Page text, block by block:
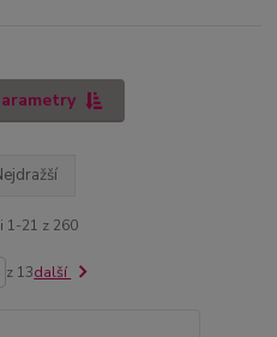
1-21 z 260
z 13další